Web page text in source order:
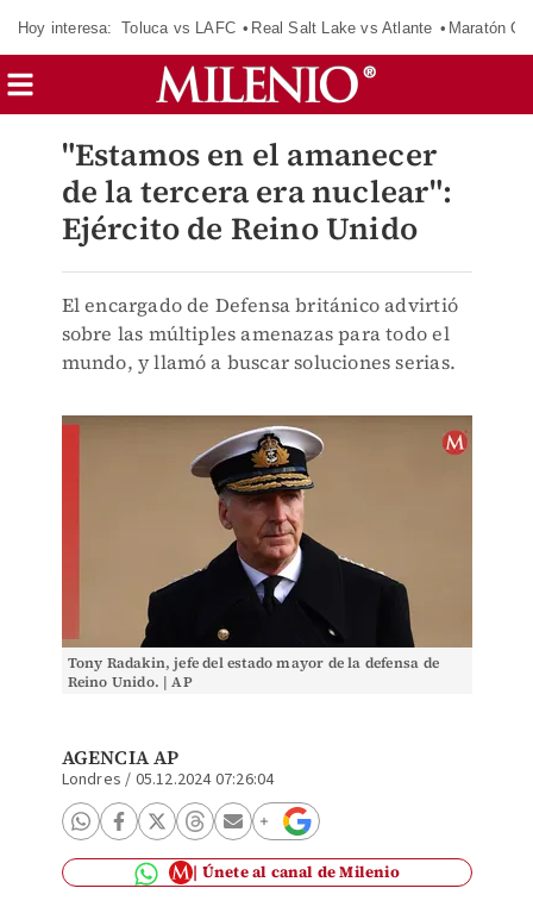
Hoy interesa: Toluca vs LAFC Real Salt Lake vs Atlante Maratón
"Estamos en el amanecer
de la tercera era nuclear":
Ejército de Reino Unido
El encargado de Defensa británico advirtió
sobre las múltiples amenazas para todo el
mundo, y llamó a buscar soluciones serias.
Tony Radakin, jefe del estado mayor de la defensa de
Reino Unido. | AP
AGENCIA AP
Londres / 05.12.2024 07:26:04
Únete al canal de Milenio